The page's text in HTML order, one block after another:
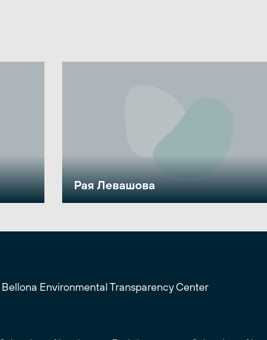
Рая Левашова
Bellona Environmental Transparency Center